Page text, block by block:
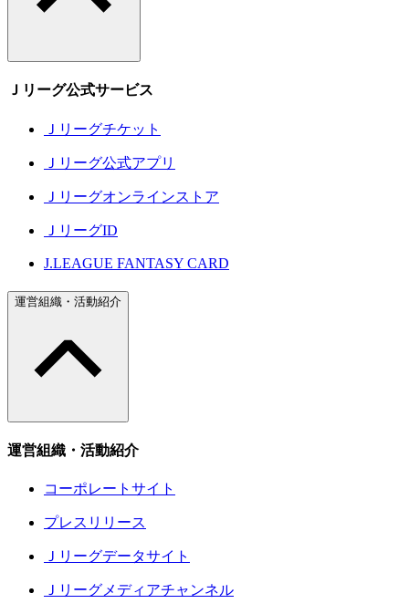
Ｊリーグ公式サービス
Ｊリーグチケット
Ｊリーグ公式アプリ
Ｊリーグオンラインストア
ＪリーグID
J.LEAGUE FANTASY CARD
運営組織・活動紹介
運営組織・活動紹介
コーポレートサイト
プレスリリース
Ｊリーグデータサイト
Ｊリーグメディアチャンネル